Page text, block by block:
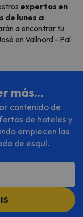
expertos en
de lunes a
a encontrar tu
en Vallnord - Pal
más...
contenido de
de hoteles y
empiecen las
de esquí.